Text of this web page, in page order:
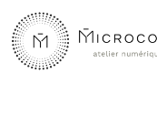
contenu